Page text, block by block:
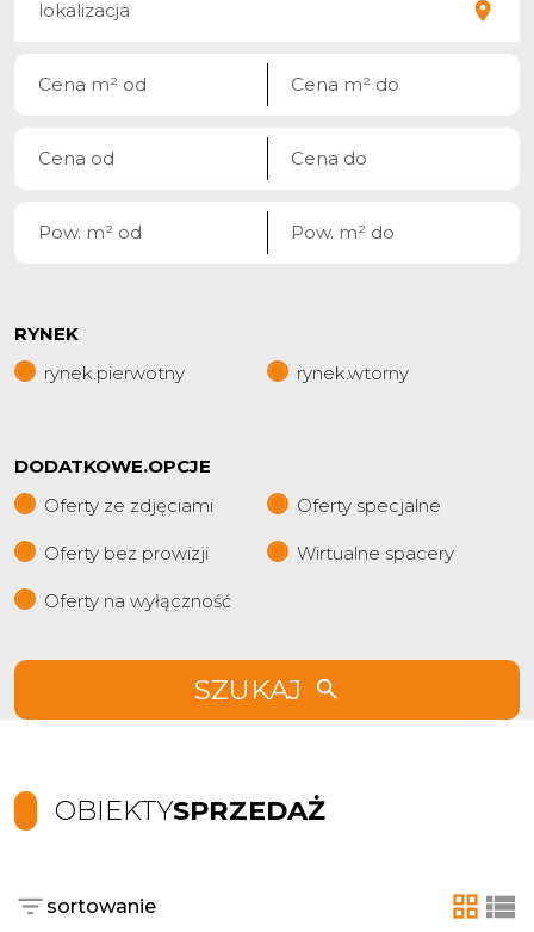
RYNEK
rynek.pierwotny
rynek.wtorny
DODATKOWE.OPCJE
Oferty ze zdjęciami
Oferty specjalne
Oferty bez prowizji Wirtualne spacery
Oferty na wyłączność
SZUKAJ
OBIEKTYSPRZEDAŻ
sortowanie
tabela